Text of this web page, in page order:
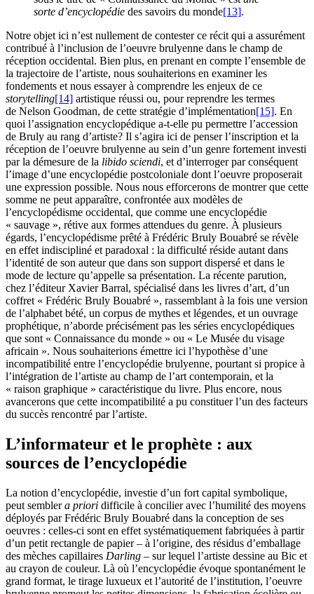
sorte d’encyclopédie des savoirs du monde[13].
Notre objet ici n’est nullement de contester ce récit qui a assurément
contribué à l’inclusion de l’oeuvre brulyenne dans le champ de
réception occidental. Bien plus, en prenant en compte l’ensemble de
la trajectoire de l’artiste, nous souhaiterions en examiner les
fondements et nous essayer à comprendre les enjeux de ce
storytelling[14] artistique réussi ou, pour reprendre les termes
de Nelson Goodman, de cette stratégie d’implémentation[15]. En
quoi l’assignation encyclopédique a-t-elle pu permettre l’accession
de Bruly au rang d’artiste? Il s’agira ici de penser l’inscription et la
réception de l’oeuvre brulyenne au sein d’un genre fortement investi
par la démesure de la libido sciendi, et d’interroger par conséquent
l’image d’une encyclopédie postcoloniale dont l’oeuvre proposerait
une expression possible. Nous nous efforcerons de montrer que cette
somme ne peut apparaître, confrontée aux modèles de
l’encyclopédisme occidental, que comme une encyclopédie
« sauvage », rétive aux formes attendues du genre. À plusieurs
égards, l’encyclopédisme prêté à Frédéric Bruly Bouabré se révèle
en effet indiscipliné et paradoxal : la difficulté réside autant dans
l’identité de son auteur que dans son support dispersé et dans le
mode de lecture qu’appelle sa présentation. La récente parution,
chez l’éditeur Xavier Barral, spécialisé dans les livres d’art, d’un
coffret « Frédéric Bruly Bouabré », rassemblant à la fois une version
de l’alphabet bété, un corpus de mythes et légendes, et un ouvrage
prophétique, n’aborde précisément pas les séries encyclopédiques
que sont « Connaissance du monde » ou « Le Musée du visage
africain ». Nous souhaiterions émettre ici l’hypothèse d’une
incompatibilité entre l’encyclopédie brulyenne, pourtant si propice à
l’intégration de l’artiste au champ de l’art contemporain, et la
« raison graphique » caractéristique du livre. Plus encore, nous
avancerons que cette incompatibilité a pu constituer l’un des facteurs
du succès rencontré par l’artiste.
L’informateur et le prophète : aux
sources de l’encyclopédie
La notion d’encyclopédie, investie d’un fort capital symbolique,
peut semblera priori difficile à concilier avec l’humilité des moyens
déployés par Frédéric Bruly Bouabré dans la conception de ses
oeuvres : celles-ci sont en effet systématiquement fabriquées à partir
d’un petit rectangle de papier – à l’origine, des résidus d’emballage
des mèches capillaires Darling – sur lequel l’artiste dessine au Bic et
au crayon de couleur. Là où l’encyclopédie évoque spontanément le
grand format, le tirage luxueux et l’autorité de l’institution, l’oeuvre